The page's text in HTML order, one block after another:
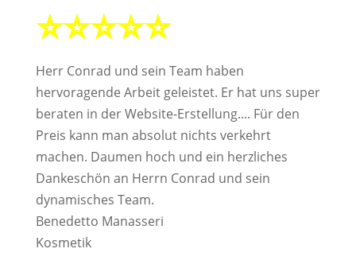
⭐⭐⭐⭐⭐
Herr Conrad und sein Team haben
hervoragende Arbeit geleistet. Er hat uns super
beraten in der Website-Erstellung.... Für den
Preis kann man absolut nichts verkehrt
machen. Daumen hoch und ein herzliches
Dankeschön an Herrn Conrad und sein
dynamisches Team.
Benedetto Manasseri
Kosmetik